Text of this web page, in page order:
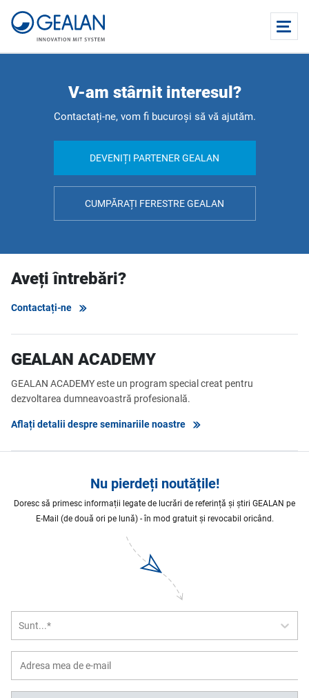
V-am stârnit interesul?
Contactați-ne, vom fi bucuroși să vă ajutăm.
DEVENIȚI PARTENER GEALAN
CUMPĂRAȚI FERESTRE GEALAN
Aveți întrebări?
Contactați-ne
GEALAN ACADEMY
GEALAN ACADEMY este un program special creat pentru
dezvoltarea dumneavoastră profesională.
Aflați detalii despre seminariile noastre
Nu pierdeți noutățile!
Doresc să primesc informații legate de lucrări de referință și știri GEALAN pe
E-Mail (de două ori pe lună) - în mod gratuit și revocabil oricând.
Sunt...*